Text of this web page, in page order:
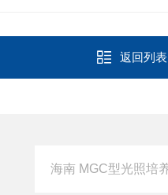
返回列表